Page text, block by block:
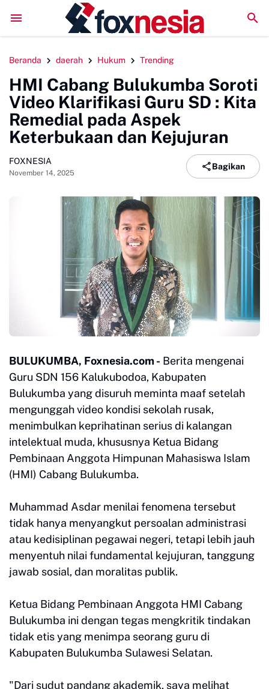
DPC GSNI Sinjai Gelar Sosialisasi Organisasi di Sejumlah
Beranda daerah Hukum Trending
HMI Cabang Bulukumba Soroti
Video Klarifikasi Guru SD : Kita
Remedial pada Aspek
Keterbukaan dan Kejujuran
FOXNESIA
November 14, 2025
Bagikan
BULUKUMBA, Foxnesia.com - Berita mengenai
Guru SDN 156 Kalukubodoa, Kabupaten
Bulukumba yang disuruh meminta maaf setelah
mengunggah video kondisi sekolah rusak,
menimbulkan keprihatinan serius di kalangan
intelektual muda, khususnya Ketua Bidang
Pembinaan Anggota Himpunan Mahasiswa Islam
(HMI) Cabang Bulukumba.
Muhammad Asdar menilai fenomena tersebut
tidak hanya menyangkut persoalan administrasi
atau kedisiplinan pegawai negeri, tetapi lebih jauh
menyentuh nilai fundamental kejujuran, tanggung
jawab sosial, dan moralitas publik.
Ketua Bidang Pembinaan Anggota HMI Cabang
Bulukumba ini dengan tegas mengkritik tindakan
tidak etis yang menimpa seorang guru di
Kabupaten Bulukumba Sulawesi Selatan.
"Dari sudut pandang akademik, saya melihat